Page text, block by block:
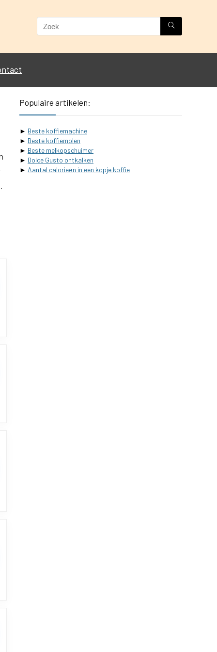
Populaire artikelen:
► Beste koffiemachine
► Beste koffiemolen
► Beste melkopschuimer
► Dolce Gusto ontkalken
► Aantal calorieën in een kopje koffie